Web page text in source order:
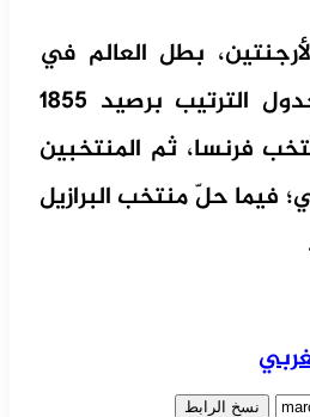
بطل العالم في
النسخة الأخيرة، جدول الترتيب برصيد 1855
فرنسا، ثم المنتخبين
فيما حلّ منتخب البرازيل
نسخ الرابط